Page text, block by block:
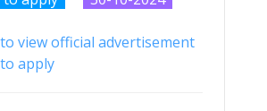
view official advertisement
apply